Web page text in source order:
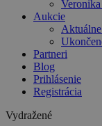
Aukcie
Partneri
Blog
Prihlásenie
Registrácia
Vydražené